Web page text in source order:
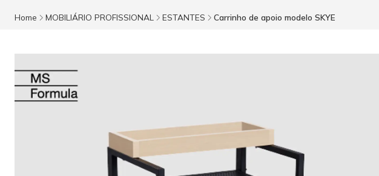
Home MOBILIÁRIO PROFISSIONAL ESTANTES Carrinho de apoio modelo SKYE